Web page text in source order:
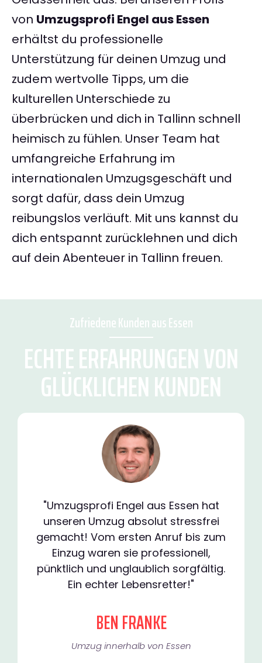
von Umzugsprofi Engel aus Essen
erhältst du professionelle
Unterstützung für deinen Umzug und
zudem wertvolle Tipps, um die
kulturellen Unterschiede zu
überbrücken und dich in Tallinn schnell
heimisch zu fühlen. Unser Team hat
umfangreiche Erfahrung im
internationalen Umzugsgeschäft und
sorgt dafür, dass dein Umzug
reibungslos verläuft. Mit uns kannst du
dich entspannt zurücklehnen und dich
auf dein Abenteuer in Tallinn freuen.
Zufriedene Kunden aus Essen
ECHTE ERFAHRUNGEN VON
GLÜCKLICHEN KUNDEN
"Umzugsprofi Engel aus Essen hat
unseren Umzug absolut stressfrei
gemacht! Vom ersten Anruf bis zum
Einzug waren sie professionell,
pünktlich und unglaublich sorgfältig.
Ein echter Lebensretter!"
BEN FRANKE
Umzug innerhalb von Essen​